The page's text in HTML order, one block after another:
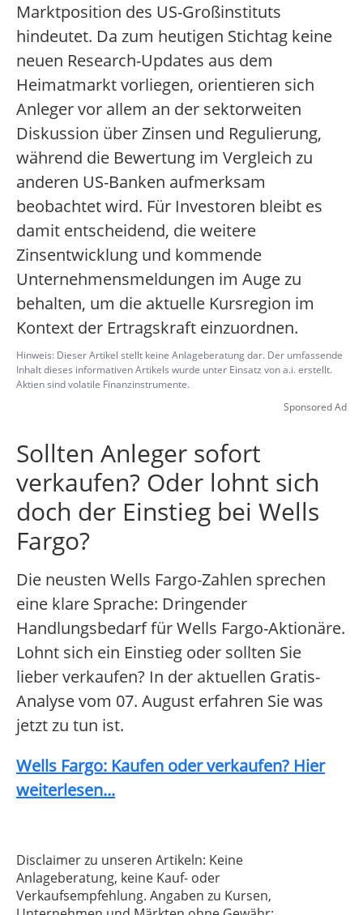
Marktposition des US-Großinstituts
hindeutet. Da zum heutigen Stichtag keine
neuen Research-Updates aus dem
Heimatmarkt vorliegen, orientieren sich
Anleger vor allem an der sektorweiten
Diskussion über Zinsen und Regulierung,
während die Bewertung im Vergleich zu
anderen US-Banken aufmerksam
beobachtet wird. Für Investoren bleibt es
damit entscheidend, die weitere
Zinsentwicklung und kommende
Unternehmensmeldungen im Auge zu
behalten, um die aktuelle Kursregion im
Kontext der Ertragskraft einzuordnen.
Hinweis: Dieser Artikel stellt keine Anlageberatung dar. Der umfassende
Inhalt dieses informativen Artikels wurde unter Einsatz von a.i. erstellt.
Aktien sind volatile Finanzinstrumente.
Sponsored Ad
Sollten Anleger sofort
verkaufen? Oder lohnt sich
doch der Einstieg bei Wells
Fargo?
Die neusten Wells Fargo-Zahlen sprechen
eine klare Sprache: Dringender
Handlungsbedarf für Wells Fargo-Aktionäre.
Lohnt sich ein Einstieg oder sollten Sie
lieber verkaufen? In der aktuellen Gratis-
Analyse vom 07. August erfahren Sie was
jetzt zu tun ist.
Wells Fargo: Kaufen oder verkaufen? Hier
weiterlesen...
Disclaimer zu unseren Artikeln: Keine
Anlageberatung, keine Kauf- oder
Verkaufsempfehlung. Angaben zu Kursen,